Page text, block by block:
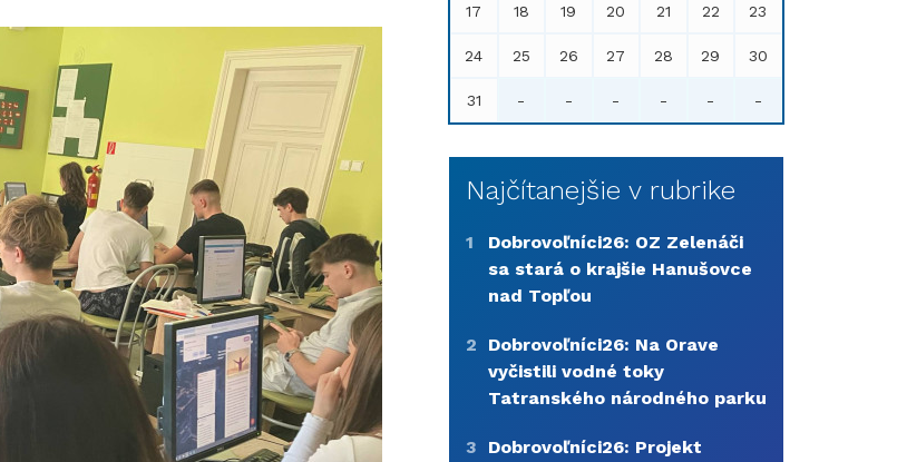
17 18 19 20 21 22 23
24 25 26 27 28 29 30
31 - - - - - -
Najčítanejšie v rubrike
1
Dobrovoľníci26: OZ Zelenáči
sa stará o krajšie Hanušovce
nad Topľou
2
Dobrovoľníci26: Na Orave
vyčistili vodné toky
Tatranského národného parku
3
Dobrovoľníci26: Projekt